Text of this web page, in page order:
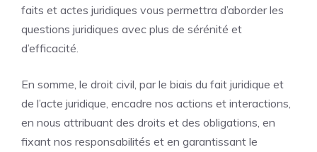
faits et actes juridiques vous permettra d’aborder les
questions juridiques avec plus de sérénité et
d’efficacité.
En somme, le droit civil, par le biais du fait juridique et
de l’acte juridique, encadre nos actions et interactions,
en nous attribuant des droits et des obligations, en
fixant nos responsabilités et en garantissant le